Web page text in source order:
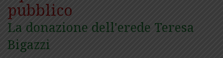
pubblico
La donazione dell'erede Teresa
Bigazzi